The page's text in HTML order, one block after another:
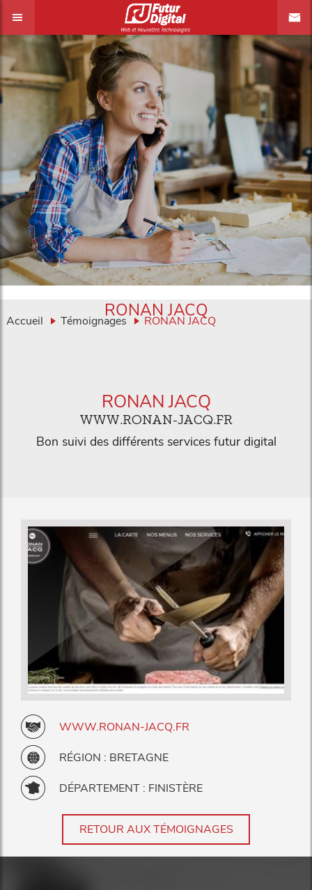
Accueil Témoignages RONAN JACQ
RONAN JACQ
RONAN JACQ
WWW.RONAN-JACQ.FR
Bon suivi des différents services futur digital
WWW.RONAN-JACQ.FR
RÉGION : BRETAGNE
DÉPARTEMENT : FINISTÈRE
RETOUR AUX TÉMOIGNAGES